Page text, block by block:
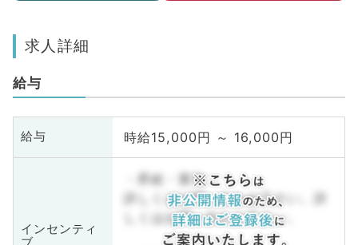
求人詳細
給与
給与 時給15,000円 ～ 16,000円
インセンティ
・昇給・賞与
詳しくはお問い合わせ下さい。詳
しくはお問い合わせ下さい。